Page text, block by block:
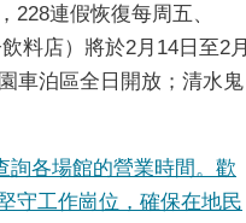
連假恢復每周五、
料店）將於2月14日至2月
車泊區全日開放；清水鬼
詢各場館的營業時間。歡
守工作崗位，確保在地民